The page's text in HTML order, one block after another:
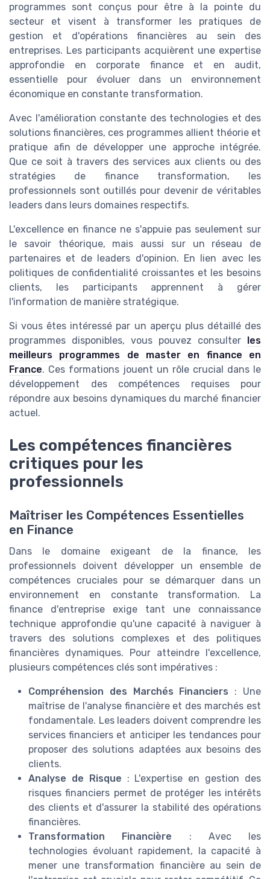
programmes sont conçus pour être à la pointe du
secteur et visent à transformer les pratiques de
gestion et d'opérations financières au sein des
entreprises. Les participants acquièrent une expertise
approfondie en corporate finance et en audit,
essentielle pour évoluer dans un environnement
économique en constante transformation.
Avec l'amélioration constante des technologies et des
solutions financières, ces programmes allient théorie et
pratique afin de développer une approche intégrée.
Que ce soit à travers des services aux clients ou des
stratégies de finance transformation, les
professionnels sont outillés pour devenir de véritables
leaders dans leurs domaines respectifs.
L'excellence en finance ne s'appuie pas seulement sur
le savoir théorique, mais aussi sur un réseau de
partenaires et de leaders d'opinion. En lien avec les
politiques de confidentialité croissantes et les besoins
clients, les participants apprennent à gérer
l'information de manière stratégique.
Si vous êtes intéressé par un aperçu plus détaillé des
programmes disponibles, vous pouvez consulter les
meilleurs programmes de master en finance en
France. Ces formations jouent un rôle crucial dans le
développement des compétences requises pour
répondre aux besoins dynamiques du marché financier
actuel.
Les compétences financières
critiques pour les
professionnels
Maîtriser les Compétences Essentielles
en Finance
Dans le domaine exigeant de la finance, les
professionnels doivent développer un ensemble de
compétences cruciales pour se démarquer dans un
environnement en constante transformation. La
finance d'entreprise exige tant une connaissance
technique approfondie qu'une capacité à naviguer à
travers des solutions complexes et des politiques
financières dynamiques. Pour atteindre l'excellence,
plusieurs compétences clés sont impératives :
Compréhension des Marchés Financiers : Une
maîtrise de l'analyse financière et des marchés est
fondamentale. Les leaders doivent comprendre les
services financiers et anticiper les tendances pour
proposer des solutions adaptées aux besoins des
clients.
Analyse de Risque : L'expertise en gestion des
risques financiers permet de protéger les intérêts
des clients et d'assurer la stabilité des opérations
financières.
Transformation Financière : Avec les
technologies évoluant rapidement, la capacité à
mener une transformation financière au sein de